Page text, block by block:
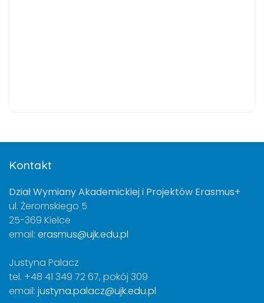
Kontakt
Dział Wymiany Akademickiej i Projektów Erasmus+
ul. Żeromskiego 5
25-369 Kielce
email: erasmus@ujk.edu.pl
Justyna Palacz
tel. +48 41 349 72 67, pokój 309
email: justyna.palacz@ujk.edu.pl